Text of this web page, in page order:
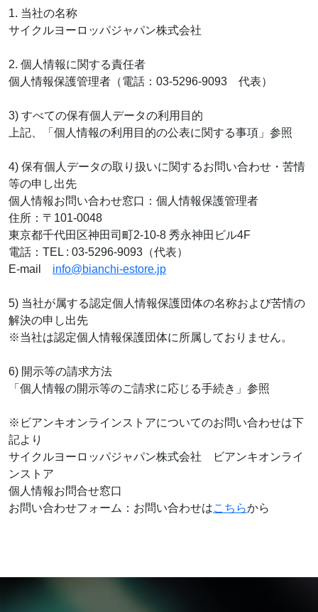
1. 当社の名称
サイクルヨーロッパジャパン株式会社
2. 個人情報に関する責任者
個人情報保護管理者（電話：03-5296-9093 代表）
3) すべての保有個人データの利用目的
上記、「個人情報の利用目的の公表に関する事項」参照
4) 保有個人データの取り扱いに関するお問い合わせ・苦情
等の申し出先
個人情報お問い合わせ窓口：個人情報保護管理者
住所：〒101-0048
東京都千代田区神田司町2-10-8 秀永神田ビル4F
電話：TEL : 03-5296-9093（代表）
E-mail info@bianchi-estore.jp
5) 当社が属する認定個人情報保護団体の名称および苦情の
解決の申し出先
※当社は認定個人情報保護団体に所属しておりません。
6) 開示等の請求方法
「個人情報の開示等のご請求に応じる手続き」参照
※ビアンキオンラインストアについてのお問い合わせは下
記より
サイクルヨーロッパジャパン株式会社 ビアンキオンライ
ンストア
個人情報お問合せ窓口
お問い合わせフォーム：お問い合わせはこちらから